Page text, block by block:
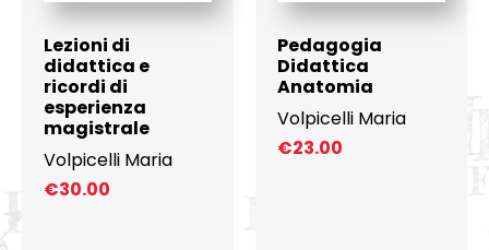
Lezioni di
didattica e
ricordi di
esperienza
magistrale
Volpicelli Maria
€30.00
Pedagogia
Didattica
Anatomia
Volpicelli Maria
€23.00